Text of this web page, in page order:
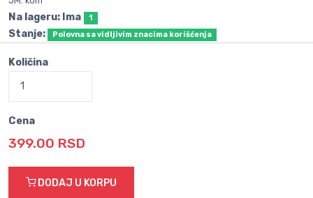
Na lageru: Ima 1
Stanje: Polovna sa vidljivim znacima korišćenja
Količina
Cena
399.00 RSD
DODAJ U KORPU